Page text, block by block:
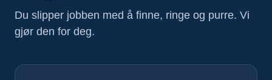
Du slipper jobben med å finne, ringe og purre. Vi
gjør den for deg.